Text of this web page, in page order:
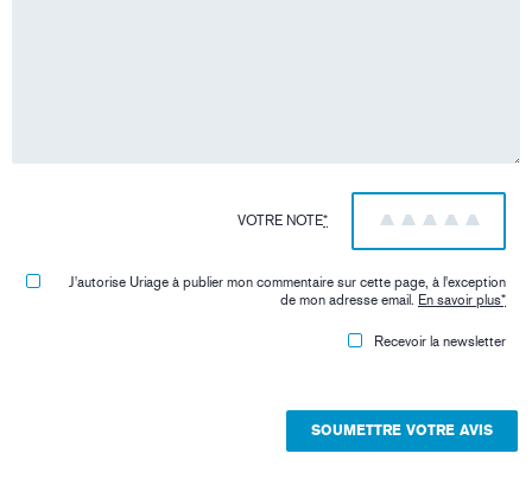
VOTRE NOTE* 5
4
3
2
1
J'autorise Uriage à publier mon commentaire sur cette page, à l'exception
de mon adresse email. En savoir plus*
Recevoir la newsletter